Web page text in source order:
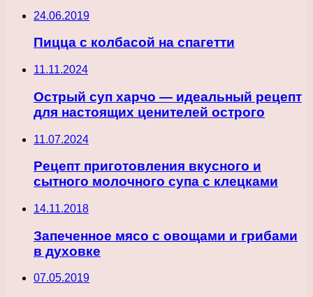
24.06.2019
Пицца с колбасой на спагетти
11.11.2024
Острый суп харчо — идеальный рецепт
для настоящих ценителей острого
11.07.2024
Рецепт приготовления вкусного и
сытного молочного супа с клецками
14.11.2018
Запеченное мясо с овощами и грибами
в духовке
07.05.2019